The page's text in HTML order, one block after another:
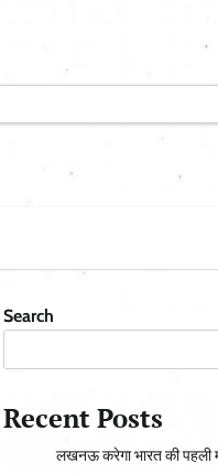
Search
Recent Posts
लखनऊ करेगा भारत की पहली